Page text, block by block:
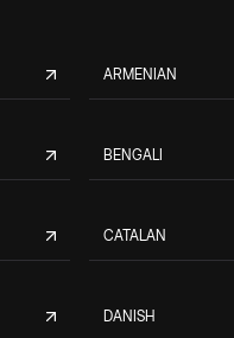
ARMENIAN
BENGALI
CATALAN
DANISH